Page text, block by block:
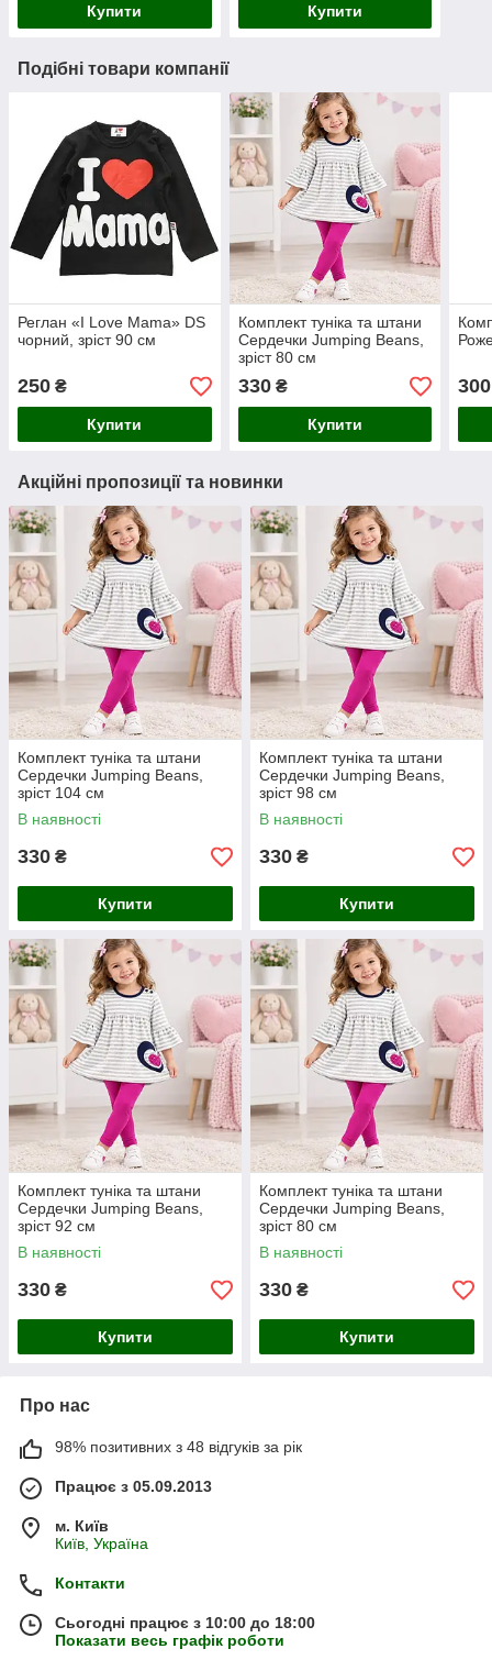
Купити Купити
Подібні товари компанії
Реглан «I Love Mama» DS
чорний, зріст 90 см
250 ₴
Купити
Комплект туніка та штани
Сердечки Jumping Beans,
зріст 80 см
330₴
Купити
300
Акційні пропозиції та новинки
Комплект туніка та штани
Сердечки Jumping Beans,
зріст 104 см
В наявності
330 ₴
Купити
Комплект туніка та штани
Сердечки Jumping Beans,
зріст 98 см
В наявності
330 ₴
Купити
Комплект туніка та штани
Сердечки Jumping Beans,
зріст 92 см
В наявності
330 ₴
Купити
Комплект туніка та штани
Сердечки Jumping Beans,
зріст 80 см
В наявності
330 ₴
Купити
Про нас
98% позитивних з 48 відгуків за рік
Працює з 05.09.2013
м. Київ
Київ, Україна
Контакти
Сьогодні працює з 10:00 до 18:00
Показати весь графік роботи